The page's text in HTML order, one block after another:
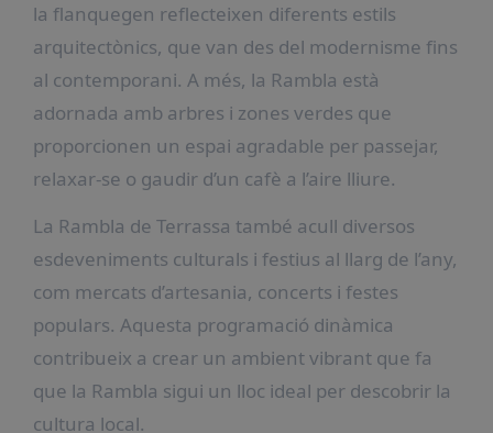
la flanquegen reflecteixen diferents estils
arquitectònics, que van des del modernisme fins
al contemporani. A més, la Rambla està
adornada amb arbres i zones verdes que
proporcionen un espai agradable per passejar,
relaxar-se o gaudir d’un cafè a l’aire lliure.
La Rambla de Terrassa també acull diversos
esdeveniments culturals i festius al llarg de l’any,
com mercats d’artesania, concerts i festes
populars. Aquesta programació dinàmica
contribueix a crear un ambient vibrant que fa
que la Rambla sigui un lloc ideal per descobrir la
cultura local.